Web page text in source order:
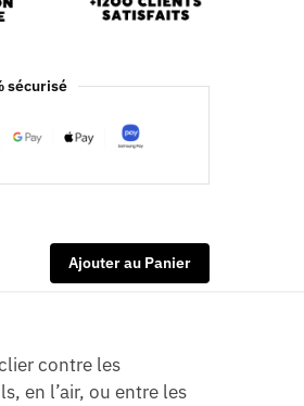
sécurisé
Ajouter au Panier
contre les
en l’air, ou entre les